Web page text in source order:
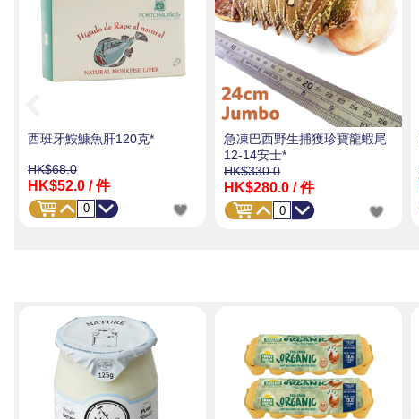
西班牙鮟鱇魚肝120克*
HK$68.0
HK$52.0 / 件
急凍巴西野生捕獲珍寶龍蝦尾
12-14安士*
HK$330.0
HK$280.0 / 件